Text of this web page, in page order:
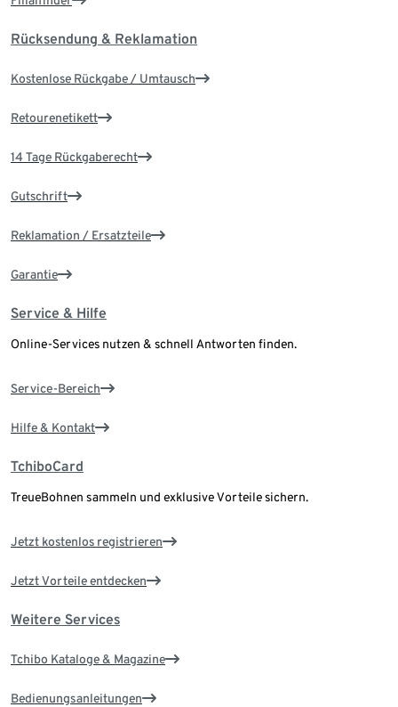
Rücksendung & Reklamation
Kostenlose Rückgabe / Umtausch
Retourenetikett
14 Tage Rückgaberecht
Gutschrift
Reklamation / Ersatzteile
Garantie
Service & Hilfe
Online-Services nutzen & schnell Antworten finden.
Service-Bereich
Hilfe & Kontakt
TchiboCard
TreueBohnen sammeln und exklusive Vorteile sichern.
Jetzt kostenlos registrieren
Jetzt Vorteile entdecken
Weitere Services
Tchibo Kataloge & Magazine
Bedienungsanleitungen